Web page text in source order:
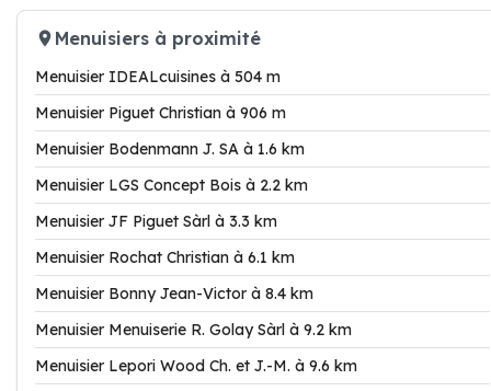
Menuisiers à proximité
Menuisier IDEALcuisines à 504 m
Menuisier Piguet Christian à 906 m
Menuisier Bodenmann J. SA à 1.6 km
Menuisier LGS Concept Bois à 2.2 km
Menuisier JF Piguet Sàrl à 3.3 km
Menuisier Rochat Christian à 6.1 km
Menuisier Bonny Jean-Victor à 8.4 km
Menuisier Menuiserie R. Golay Sàrl à 9.2 km
Menuisier Lepori Wood Ch. et J.-M. à 9.6 km